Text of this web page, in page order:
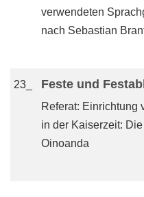
verwendeten
nach Sebastian
23_ Feste und
Referat: Einrichtung
in der Kaiserzeit:
Oinoanda